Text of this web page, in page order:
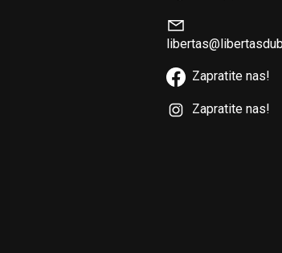
Zapratite nas!
Zapratite nas!